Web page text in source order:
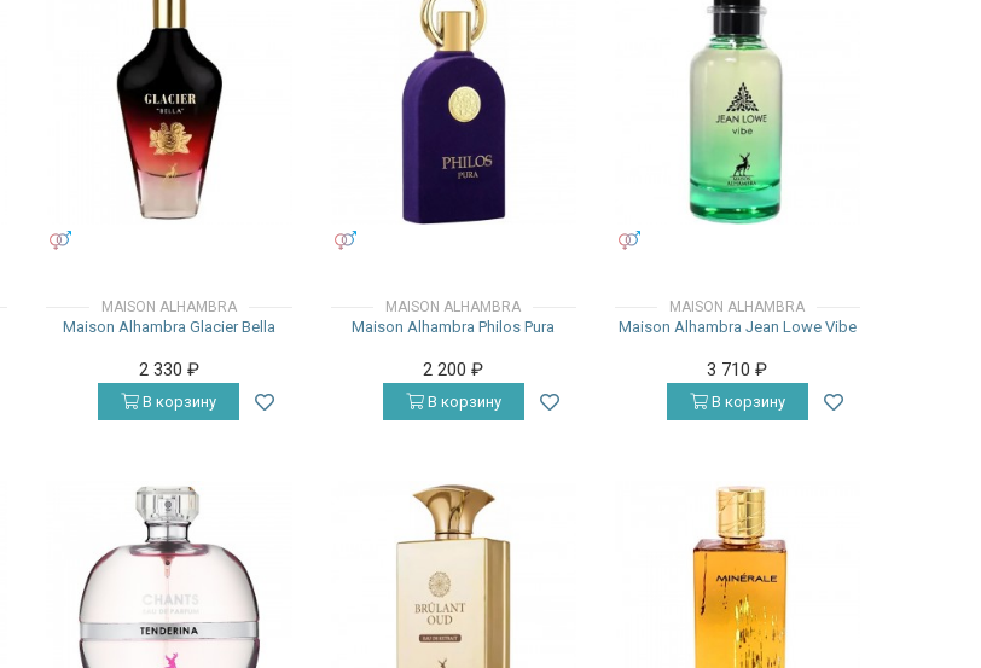
MAISON ALHAMBRA
Maison Alhambra Glacier Bella
2 330 ₽
В корзину
MAISON ALHAMBRA
Maison Alhambra Philos Pura
2 200₽
В корзину
MAISON ALHAMBRA
Maison Alhambra Jean Lowe Vibe
3 710₽
В корзину